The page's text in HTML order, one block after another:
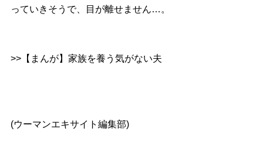
っていきそうで、目が離せません…。
>>【まんが】家族を養う気がない夫
(ウーマンエキサイト編集部)